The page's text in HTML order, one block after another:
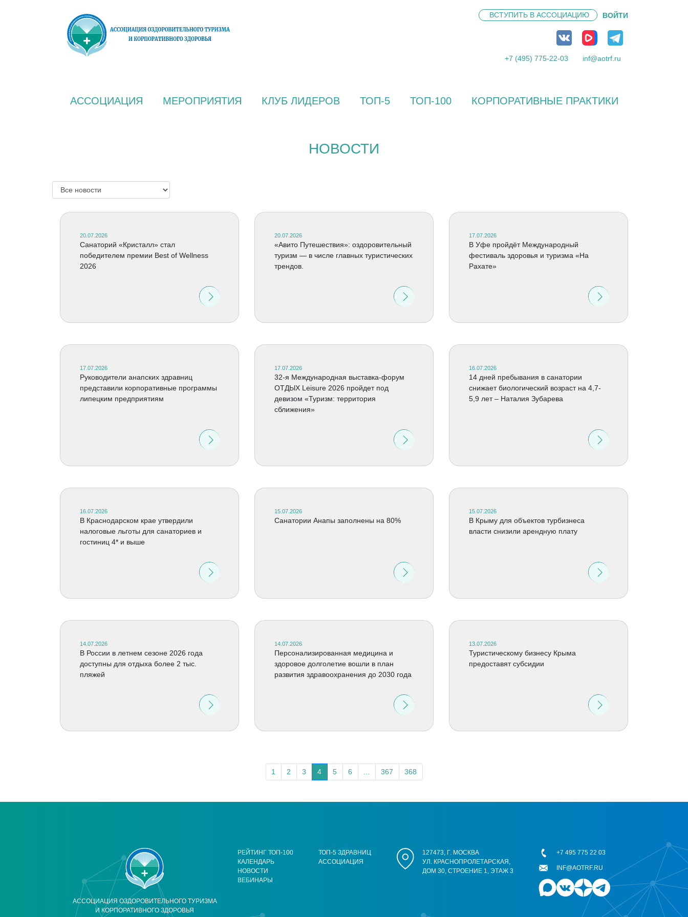
ВСТУПИТЬ В АССОЦИАЦИЮ ВОЙТИ
+7 (495) 775-22-03 inf@aotrf.ru
АССОЦИАЦИЯ МЕРОПРИЯТИЯ КЛУБ ЛИДЕРОВ ТОП-5 ТОП-100 КОРПОРАТИВНЫЕ ПРАКТИКИ
НОВОСТИ
20.07.2026
Cанаторий «Кристалл» стал
победителем премии Best of Wellness
2026
20.07.2026
«Авито Путешествия»: оздоровительный
туризм — в числе главных туристических
трендов.
17.07.2026
В Уфе пройдёт Международный
фестиваль здоровья и туризма «На
Рахате»
17.07.2026
Руководители анапских здравниц
представили корпоративные программы
липецким предприятиям
17.07.2026
32-я Международная выставка-форум
ОТДЫХ Leisure 2026 пройдет под
девизом «Туризм: территория
сближения»
16.07.2026
14 дней пребывания в санатории
снижает биологический возраст на 4,7-
5,9 лет – Наталия Зубарева
16.07.2026
В Краснодарском крае утвердили
налоговые льготы для санаториев и
гостиниц 4* и выше
15.07.2026
Санатории Анапы заполнены на 80%
15.07.2026
В Крыму для объектов турбизнеса
власти снизили арендную плату
14.07.2026
В России в летнем сезоне 2026 года
доступны для отдыха более 2 тыс.
пляжей
14.07.2026
Персонализированная медицина и
здоровое долголетие вошли в план
развития здравоохранения до 2030 года
13.07.2026
Туристическому бизнесу Крыма
предоставят субсидии
1 2 3 4 5 6 367 368
АССОЦИАЦИЯ ОЗДОРОВИТЕЛЬНОГО ТУРИЗМА
И КОРПОРАТИВНОГО ЗДОРОВЬЯ
РЕЙТИНГ ТОП-100
КАЛЕНДАРЬ
НОВОСТИ
ВЕБИНАРЫ
ТОП-5 ЗДРАВНИЦ
АССОЦИАЦИЯ
127473, Г. МОСКВА
УЛ. КРАСНОПРОЛЕТАРСКАЯ,
ДОМ 30, СТРОЕНИЕ 1, ЭТАЖ 3
+7 495 775 22 03
INF@AOTRF.RU